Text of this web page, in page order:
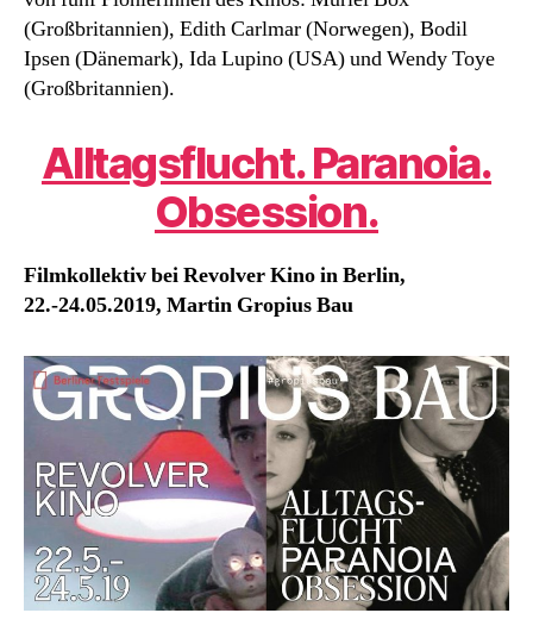
(Großbritannien), Edith Carlmar (Norwegen), Bodil
Ipsen (Dänemark), Ida Lupino (USA) und Wendy Toye
(Großbritannien).
Alltagsflucht. Paranoia.
Obsession.
Filmkollektiv bei Revolver Kino in Berlin,
22.-24.05.2019, Martin Gropius Bau